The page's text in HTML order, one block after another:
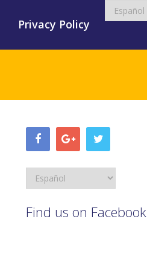
Privacy Policy
Find us on Facebook